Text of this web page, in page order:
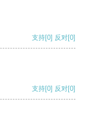
支持[0] 反对[0]
支持[0] 反对[0]